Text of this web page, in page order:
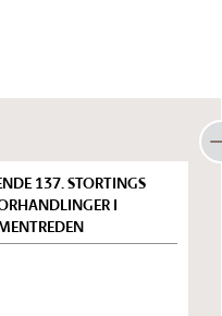
137. STORTINGS
I